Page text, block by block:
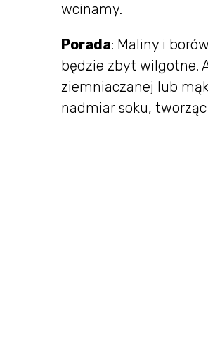
wcinamy.
Porada: Maliny i
będzie zbyt wilgotne.
ziemniaczanej lub
nadmiar soku,